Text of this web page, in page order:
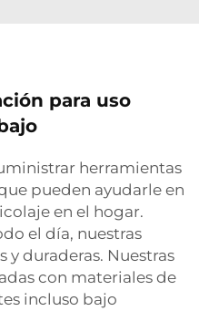
para uso
herramientas
pueden ayudarle en
en el hogar.
el día, nuestras
y duraderas. Nuestras
con materiales de
incluso bajo